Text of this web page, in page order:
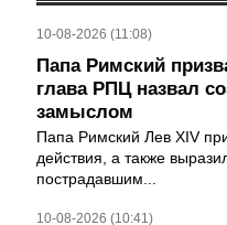
10-08-2026 (11:08)
Папа Римский
глава РПЦ назвал
замыслом
Папа Римский Лев XIV
действия, а также
пострадавшим...
10-08-2026 (10:41)